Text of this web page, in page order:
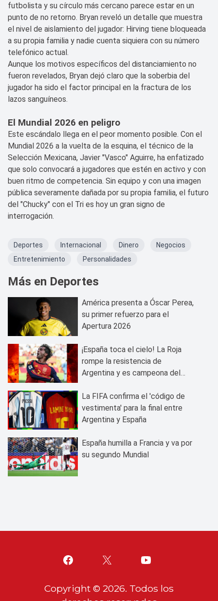
futbolista y su círculo más cercano parece estar en un
punto de no retorno. Bryan reveló un detalle que muestra
el nivel de aislamiento del jugador: Hirving tiene bloqueada
a su propia familia y nadie cuenta siquiera con su número
telefónico actual.
Aunque los motivos específicos del distanciamiento no
fueron revelados, Bryan dejó claro que la soberbia del
jugador ha sido el factor principal en la fractura de los
lazos sanguíneos.
El Mundial 2026 en peligro
Este escándalo llega en el peor momento posible. Con el
Mundial 2026 a la vuelta de la esquina, el técnico de la
Selección Mexicana, Javier "Vasco" Aguirre, ha enfatizado
que solo convocará a jugadores que estén en activo y con
buen ritmo de competencia. Sin equipo y con una imagen
pública severamente dañada por su propia familia, el futuro
del "Chucky" con el Tri es hoy un gran signo de
interrogación.
Deportes Internacional Dinero
Negocios
Entretenimiento
Personalidades
Más en Deportes
América presenta a Óscar Perea,
su primer refuerzo para el
Apertura 2026
¡España toca el cielo! La Roja
rompe la resistencia de
Argentina y es campeona del
La FIFA confirma el 'código de
vestimenta' para la final entre
Argentina y España
España humilla a Francia y va por
su segundo Mundial
Copyright © 2026. Todos los